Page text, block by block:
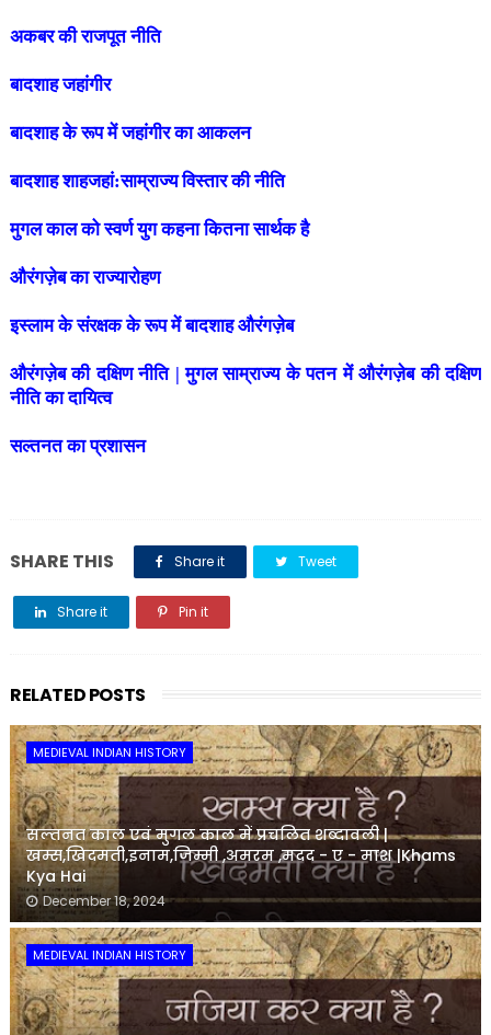
अकबर की राजपूत नीति
बादशाह जहांगीर
बादशाह के रूप में जहांगीर का आकलन
बादशाह शाहजहां:साम्राज्य विस्तार की नीति
मुगल काल को स्वर्ण युग कहना कितना सार्थक है
औरंगज़ेब का राज्यारोहण
इस्लाम के संरक्षक के रूप में बादशाह औरंगज़ेब
औरंगज़ेब की दक्षिण नीति | मुगल साम्राज्य के पतन में औरंगज़ेब की दक्षिण
नीति का दायित्व
सल्तनत का प्रशासन
SHARE THIS Share it Tweet
Share it Pin it
RELATED POSTS
MEDIEVAL INDIAN HISTORY
सल्तनत काल एवं मुगल काल में प्रचलित शब्दावली |
खम्स,खिदमती,इनाम,जिम्मी ,अमरम ,मदद - ए - माश |Khams
Kya Hai
December 18, 2024
MEDIEVAL INDIAN HISTORY